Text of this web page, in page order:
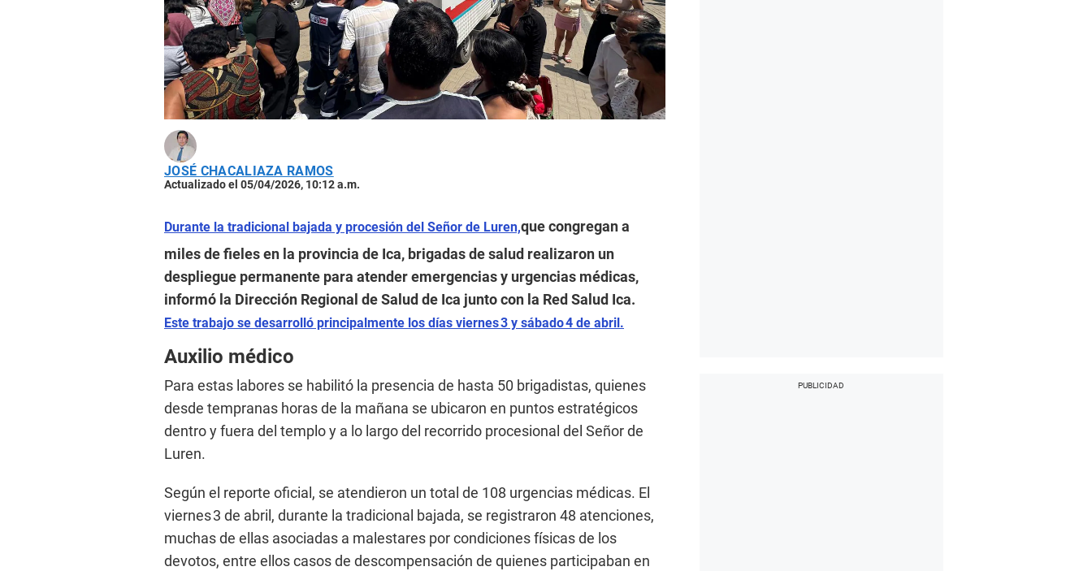
JOSÉ CHACALIAZA RAMOS
Actualizado el 05/04/2026, 10:12 a.m.
Durante la tradicional bajada y procesión del Señor de Luren,que congregan a
miles de fieles en la provincia de Ica, brigadas de salud realizaron un
despliegue permanente para atender emergencias y urgencias médicas,
informó la Dirección Regional de Salud de Ica junto con la Red Salud Ica.
Este trabajo se desarrolló principalmente los días viernes 3 y sábado 4 de abril.
Auxilio médico
Para estas labores se habilitó la presencia de hasta 50 brigadistas, quienes
desde tempranas horas de la mañana se ubicaron en puntos estratégicos
dentro y fuera del templo y a lo largo del recorrido procesional del Señor de
Luren.
Según el reporte oficial, se atendieron un total de 108 urgencias médicas. El
viernes 3 de abril, durante la tradicional bajada, se registraron 48 atenciones,
muchas de ellas asociadas a malestares por condiciones físicas de los
devotos, entre ellos casos de descompensación de quienes participaban en